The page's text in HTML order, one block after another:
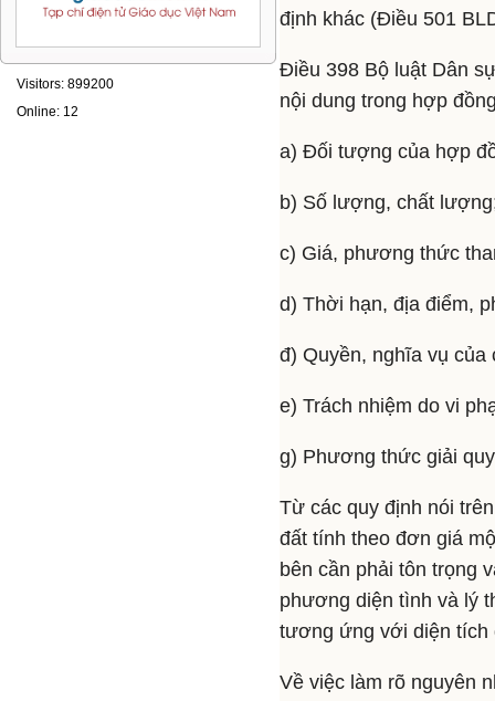
Visitors: 899200
Online: 12
định khác (Điều 501
Điều 398 Bộ luật Dân
nội dung trong hợp
a) Đối tượng của hợp
b) Số lượng, chất
c) Giá, phương thức
d) Thời hạn, địa điểm,
đ) Quyền, nghĩa vụ của
e) Trách nhiệm do vi
g) Phương thức giải
Từ các quy định nói
đất tính theo đơn giá
bên cần phải tôn trọng
phương diện tình và lý
tương ứng với diện tích
Về việc làm rõ nguyên